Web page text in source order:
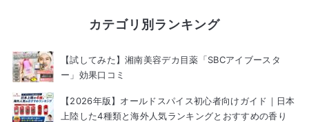
カテゴリ別ランキング
【試してみた】湘南美容デカ目薬「SBCアイブースタ
ー」効果口コミ
【2026年版】オールドスパイス初心者向けガイド｜日本
上陸した4種類と海外人気ランキングとおすすめの香り